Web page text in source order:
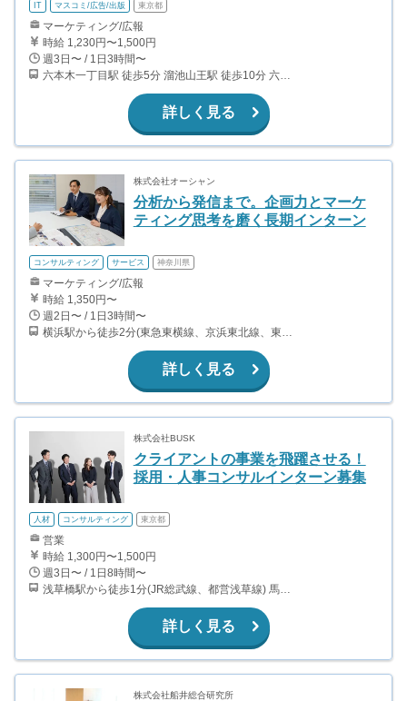
IT マスコミ/広告/出版 東京都
マーケティング/広報
時給 1,230円〜1,500円
週3日〜 / 1日3時間〜
六本木一丁目駅 徒歩5分 溜池山王駅 徒歩10分 六本木駅 徒歩13分 赤坂駅 徒歩12分
詳しく見る
株式会社オーシャン
分析から発信まで。企画力とマーケ
ティング思考を磨く長期インターン
コンサルティング サービス 神奈川県
マーケティング/広報
時給 1,350円〜
週2日〜 / 1日3時間〜
横浜駅から徒歩2分(東急東横線、京浜東北線、東海道線、みなとみらい線、ブルーラインほか)
詳しく見る
株式会社BUSK
クライアントの事業を飛躍させる！
採用・人事コンサルインターン募集
人材 コンサルティング 東京都
営業
時給 1,300円〜1,500円
週3日〜 / 1日8時間〜
浅草橋駅から徒歩1分(JR総武線、都営浅草線) 馬喰横山駅から徒歩5分（都営新宿線）
詳しく見る
株式会社船井総合研究所